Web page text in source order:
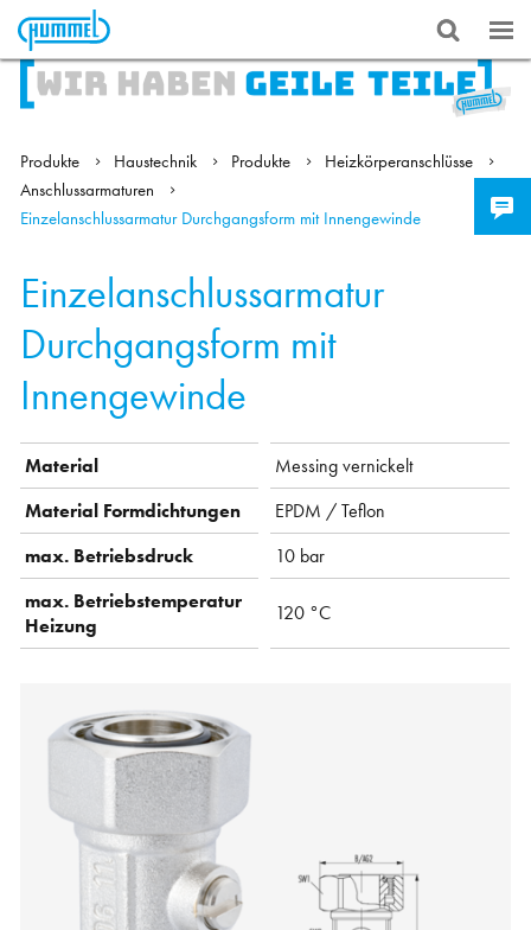
Produkte Haustechnik Produkte
Heizkörperanschlüsse
Anschlussarmaturen
Einzelanschlussarmatur Durchgangsform mit Innengewinde
Einzelanschlussarmatur
Durchgangsform mit
Innengewinde
Material
Messing vernickelt
Material Formdichtungen
EPDM / Teflon
max. Betriebsdruck
10 bar
max. Betriebstemperatur
Heizung
120 °C